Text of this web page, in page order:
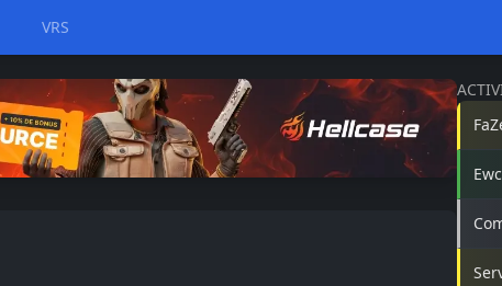
VRS
Ewc